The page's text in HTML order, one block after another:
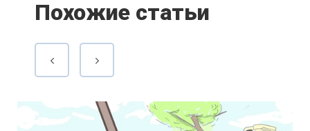
Похожие статьи